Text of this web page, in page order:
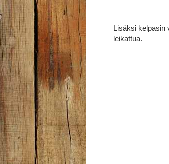
Lisäksi kelpasin
leikattua.